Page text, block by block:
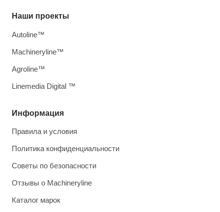
Информация
Правила и условия
Политика конфиденциальности
Советы по безопасности
Отзывы о Machineryline
Каталог марок
Наши проекты
Autoline™
Machineryline™
Agroline™
Linemedia Digital ™